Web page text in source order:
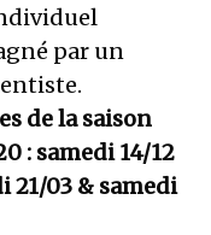
par un
de la saison
: samedi 14/12
21/03 & samedi